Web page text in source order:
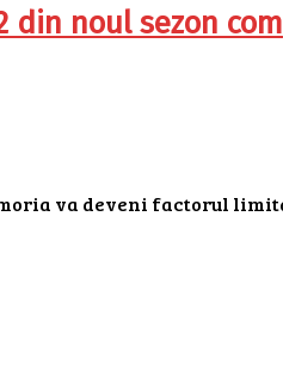
din noul sezon
va deveni factorul